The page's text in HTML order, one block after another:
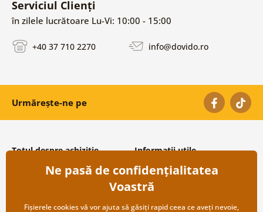
Serviciul Clienți
în zilele lucrătoare Lu-Vi: 10:00 - 15:00
+40 37 710 2270 info@dovido.ro
Urmărește-ne pe
Totul despre achiziție
Condiții și termeni generali
Protecția datelor personale
Transport și modalități de plată
Returnare
Informații utile
Despre noi
Întrebări frecvente
Contacte
Cooperare angro
Ne pasă de confidențialitatea
Voastră
Fișierele cookies vă vor ajuta să găsiți rapid ceea ce aveți nevoie,